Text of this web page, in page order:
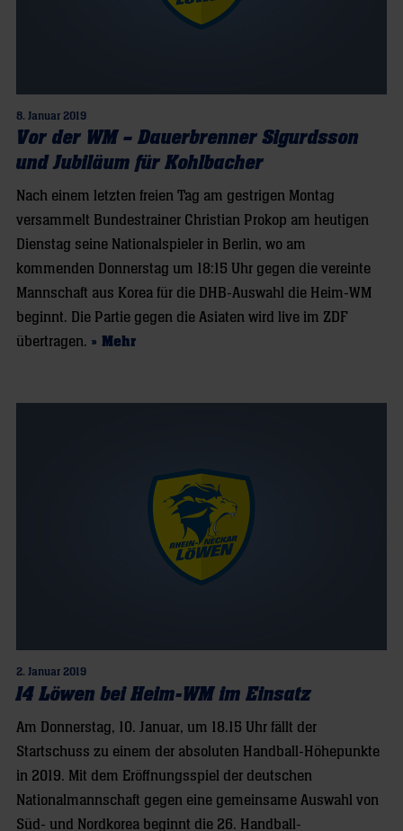
8. Januar 2019
Vor der WM – Dauerbrenner Sigurdsson
und Jubiläum für Kohlbacher
Nach einem letzten freien Tag am gestrigen Montag
versammelt Bundestrainer Christian Prokop am heutigen
Dienstag seine Nationalspieler in Berlin, wo am
kommenden Donnerstag um 18:15 Uhr gegen die vereinte
Mannschaft aus Korea für die DHB-Auswahl die Heim-WM
beginnt. Die Partie gegen die Asiaten wird live im ZDF
übertragen. » Mehr
2. Januar 2019
14 Löwen bei Heim-WM im Einsatz
Am Donnerstag, 10. Januar, um 18.15 Uhr fällt der
Startschuss zu einem der absoluten Handball-Höhepunkte
in 2019. Mit dem Eröffnungsspiel der deutschen
Nationalmannschaft gegen eine gemeinsame Auswahl von
Süd- und Nordkorea beginnt die 26. Handball-